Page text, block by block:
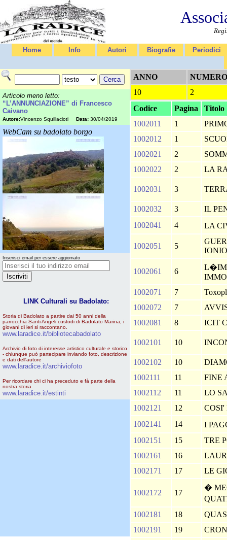
Home Info Autori Biografie Periodici
Articolo meno letto:
“L’ANNUNCIAZIONE” di Francesco
Caivano
Autore:Vincenzo Squillacioti Data: 30/04/2019
WebCam su badolato borgo
Inserisci email per essere aggiornato
LINK Culturali su Badolato:
Storia di Badolato a partire dai 50 anni della
parrocchia Santi Angeli custodi di Badolato Marina, i
giovani di ieri si raccontano.
www.laradice.it/bibliotecabadolato
Archivio di foto di interesse artistico culturale e storico
- chiunque può partecipare inviando foto, descrizione
e dati dell'autore
www.laradice.it/archiviofoto
Per ricordare chi ci ha preceduto e fà parte della
nostra storia
www.laradice.it/estinti
ANNO
NUMERO
10
2
Codice
Pagina
Titolo
1002011
1
1002012
1
1002021
2
1002022
2 LA
1002031 3
1002032 3
IL
1002041
4 LA
1002051 5
1002061 6
1002071
7
1002072
7
1002081
8 ICIT
1002101 10
1002102 10
1002111
11
FINE
1002112
11
LO
1002121
12
1002141
14
I
1002151
15
TRE
1002161
16
1002171
17 LE
1002172 17
�
1002181
18
1002191
19